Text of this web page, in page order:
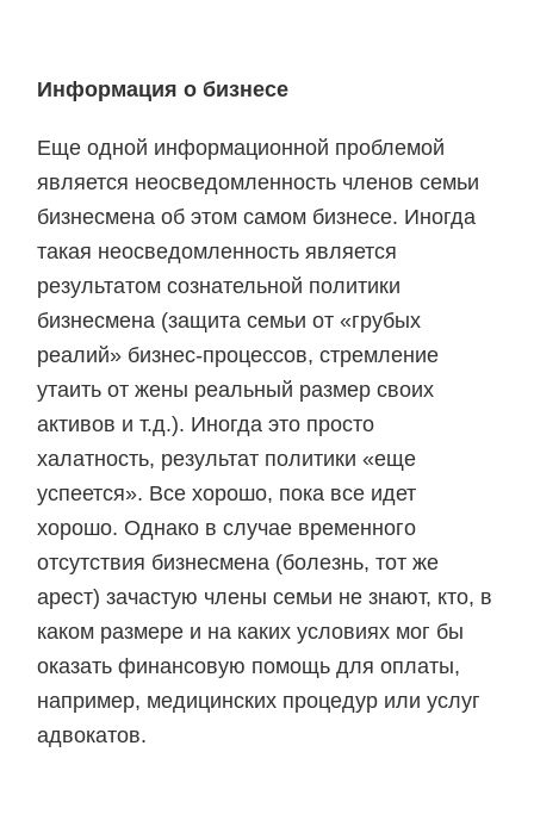
Информация о бизнесе
Еще одной информационной проблемой
является неосведомленность членов семьи
бизнесмена об этом самом бизнесе. Иногда
такая неосведомленность является
результатом сознательной политики
бизнесмена (защита семьи от «грубых
реалий» бизнес-процессов, стремление
утаить от жены реальный размер своих
активов и т.д.). Иногда это просто
халатность, результат политики «еще
успеется». Все хорошо, пока все идет
хорошо. Однако в случае временного
отсутствия бизнесмена (болезнь, тот же
арест) зачастую члены семьи не знают, кто, в
каком размере и на каких условиях мог бы
оказать финансовую помощь для оплаты,
например, медицинских процедур или услуг
адвокатов.